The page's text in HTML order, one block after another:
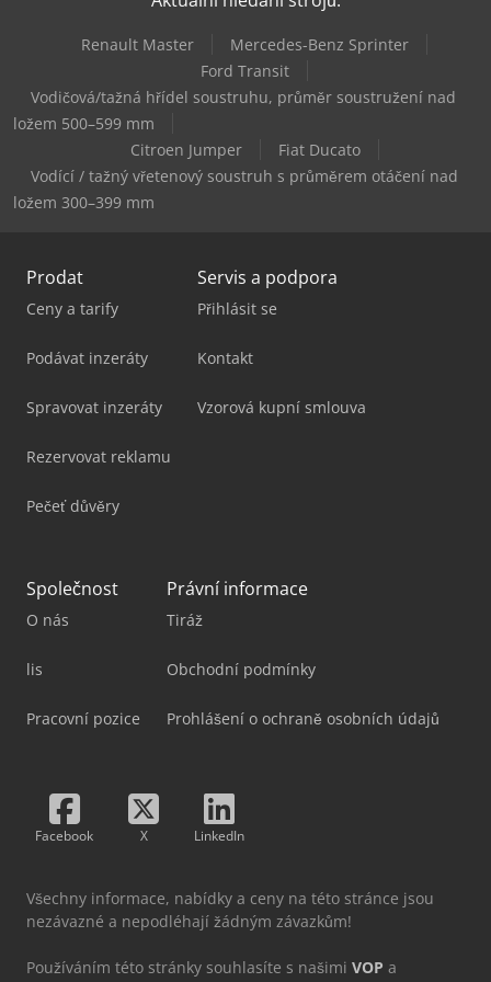
Dürkopp Adler 967-100180
Kami Dkm 410L
Scherer Feinbau Vdz 220 / Ds
Renault Master
Mercedes-Benz Sprinter
Ford Transit
Vodičová/tažná hřídel soustruhu, průměr soustružení nad
ložem 500–599 mm
Citroen Jumper
Fiat Ducato
Vodící / tažný vřetenový soustruh s průměrem otáčení nad
ložem 300–399 mm
Prodat
Ceny a tarify
Podávat inzeráty
Spravovat inzeráty
Rezervovat reklamu
Pečeť důvěry
Servis a podpora
Přihlásit se
Kontakt
Vzorová kupní smlouva
Společnost
O nás
lis
Pracovní pozice
Právní informace
Tiráž
Obchodní podmínky
Prohlášení o ochraně osobních údajů
Facebook X LinkedIn
Všechny informace, nabídky a ceny na této stránce jsou
nezávazné a nepodléhají žádným závazkům!
Používáním této stránky souhlasíte s našimi VOP a